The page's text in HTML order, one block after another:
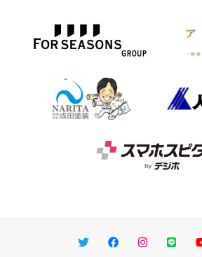
TwitterFacebookInstagram
LINE